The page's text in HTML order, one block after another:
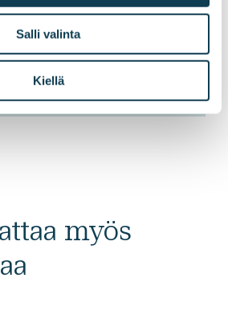
Salli valinta
Kiellä
myös